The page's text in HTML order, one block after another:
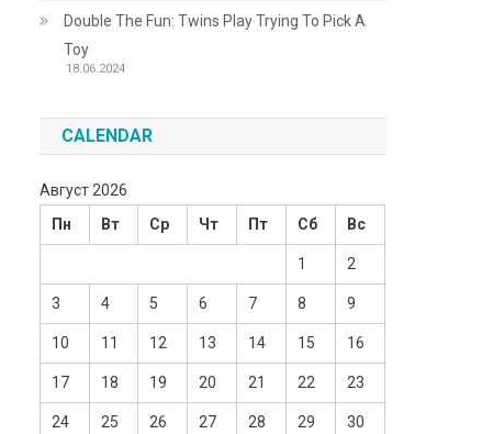
Double The Fun: Twins Play Trying To Pick A
Toy
18.06.2024
CALENDAR
Август 2026
Пн
Вт Ср Чт Пт Сб Вс
1 2
3 4 5 6 7 8 9
10 11 12 13 14 15 16
17 18 19 20 21 22 23
24 25 26 27 28 29 30